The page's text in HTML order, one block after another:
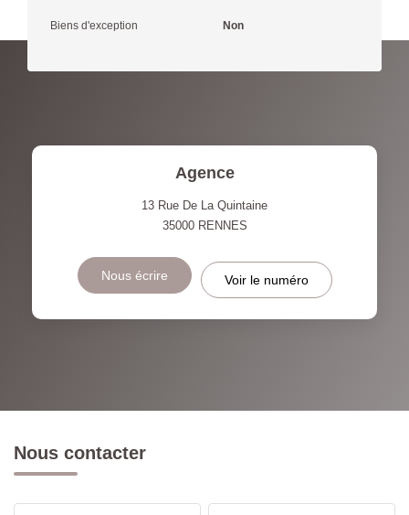
Biens d'exception Non
Agence
13 Rue De La Quintaine
35000 RENNES
Nous écrire Voir le numéro
Nous contacter